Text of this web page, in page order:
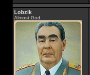
Lobzik
Almost God